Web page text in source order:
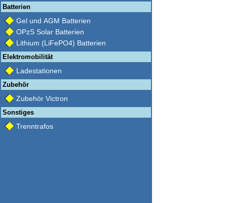
Batterien
Gel und AGM Batterien
OPzS Solar Batterien
Lithium (LiFePO4) Batterien
Elektromobilität
Ladestationen
Zubehör
Zubehör Victron
Sonstiges
Trenntrafos